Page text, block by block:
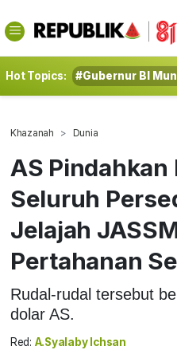
Hot Topics: #Gubernur BI
Khazanah Dunia
AS Pindahkan
Seluruh
Jelajah
Pertahanan
Rudal-rudal tersebut
dolar AS.
Red: A.Syalaby Ichsan